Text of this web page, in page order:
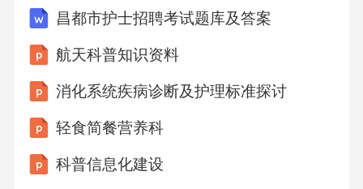
昌都市护士招聘考试题库及答案
航天科普知识资料
消化系统疾病诊断及护理标准探讨
轻食简餐营养科
科普信息化建设